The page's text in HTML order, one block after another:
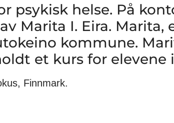
psykisk helse. På
Marita I. Eira. Marita,
kommune.
et kurs for elevene i
Finnmark.